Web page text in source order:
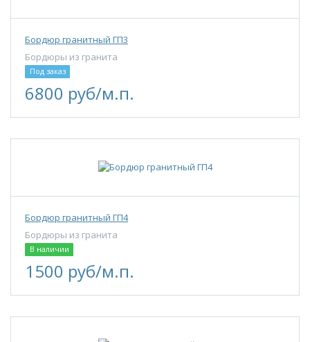
Бордюр гранитный ГП3
Бордюры из гранита
Под заказ
6800 руб/м.п.
Бордюр гранитный ГП4
Бордюры из гранита
В наличии
1500 руб/м.п.